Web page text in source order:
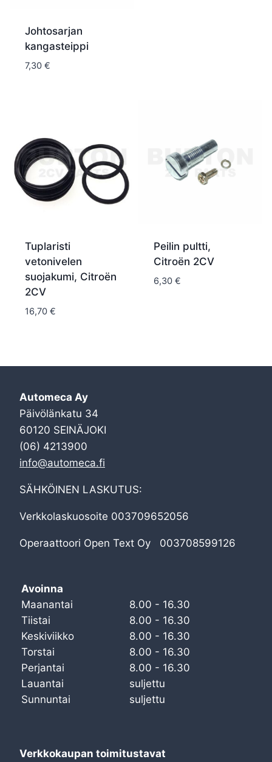
Johtosarjan
kangasteippi
7,30 €
Tuplaristi
vetonivelen
suojakumi, Citroën
2CV
16,70 €
Peilin pultti,
Citroën 2CV
6,30 €
Automeca Ay
Päivölänkatu 34
60120 SEINÄJOKI
(06) 4213900
info@automeca.fi
SÄHKÖINEN LASKUTUS:
Verkkolaskuosoite 003709652056
Operaattoori Open Text Oy 003708599126
Avoinna
Maanantai
8.00 - 16.30
Tiistai
8.00 - 16.30
Keskiviikko
8.00 - 16.30
Torstai
8.00 - 16.30
Perjantai
8.00 - 16.30
Lauantai
suljettu
Sunnuntai
suljettu
Verkkokaupan toimitustavat